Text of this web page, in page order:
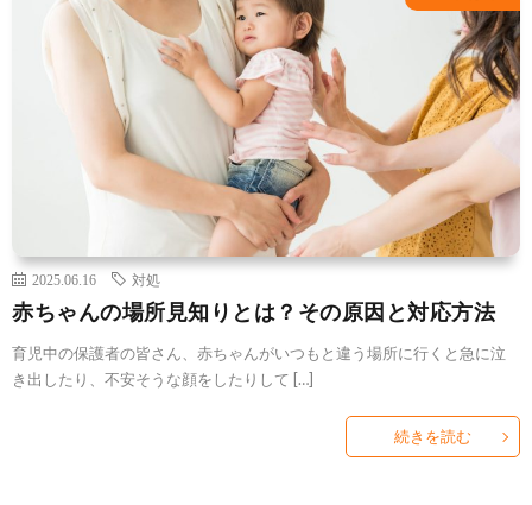
2025.06.16 対処
赤ちゃんの場所見知りとは？その原因と対応方法
育児中の保護者の皆さん、赤ちゃんがいつもと違う場所に行くと急に泣
き出したり、不安そうな顔をしたりして […]
続きを読む